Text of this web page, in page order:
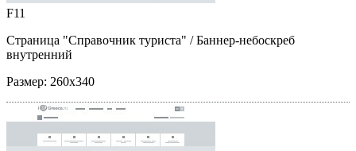
F11
Страница "Справочник туриста" / Баннер-небоскреб
внутренний
Размер: 260x340